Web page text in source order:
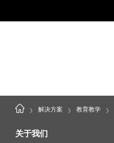
> 解决方案 > 教育教学 >
关于我们